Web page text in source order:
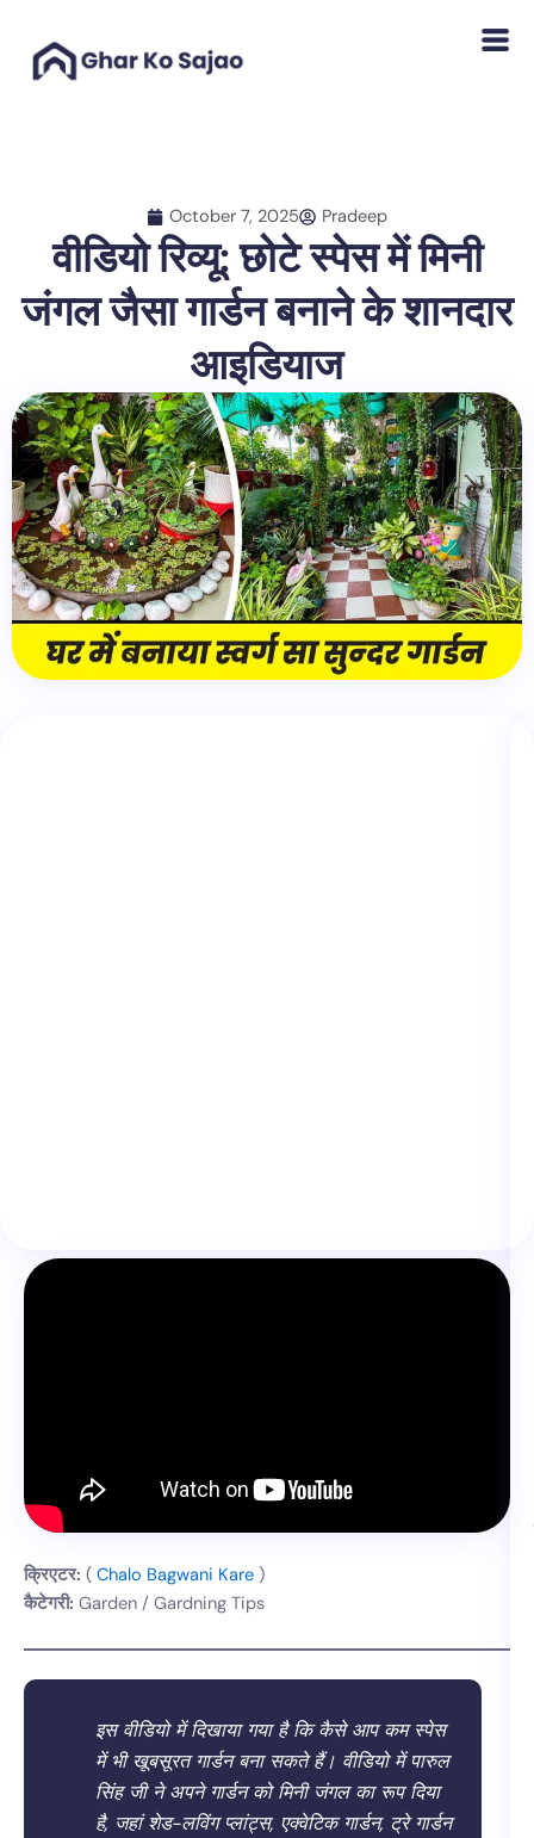
content
October 7, 2025 Pradeep
वीडियो रिव्यू: छोटे स्पेस में मिनी
जंगल जैसा गार्डन बनाने के शानदार
आइडियाज
क्रिएटर: ( Chalo Bagwani Kare )
कैटेगरी: Garden / Gardning Tips
इस वीडियो में दिखाया गया है कि कैसे आप कम स्पेस
में भी खूबसूरत गार्डन बना सकते हैं। वीडियो में पारुल
सिंह जी ने अपने गार्डन को मिनी जंगल का रूप दिया
है, जहां शेड-लविंग प्लांट्स, एक्वेटिक गार्डन, ट्रे गार्डन